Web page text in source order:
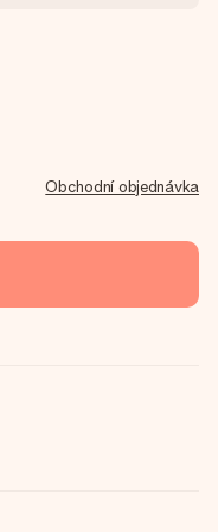
Obchodní objednávka